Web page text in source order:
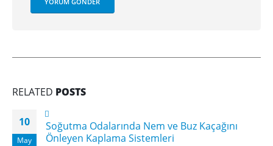
RELATED POSTS
10
May
Soğutma Odalarında Nem ve Buz Kaçağını
Önleyen Kaplama Sistemleri